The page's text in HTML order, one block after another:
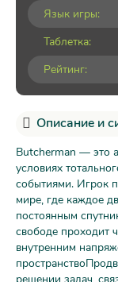
Язык игры:
Таблетка:
Рейтинг:
Описание и
Butcherman — это
условиях
событиями. Игрок
мире, где каждое
постоянным
свободе проходит
внутренним